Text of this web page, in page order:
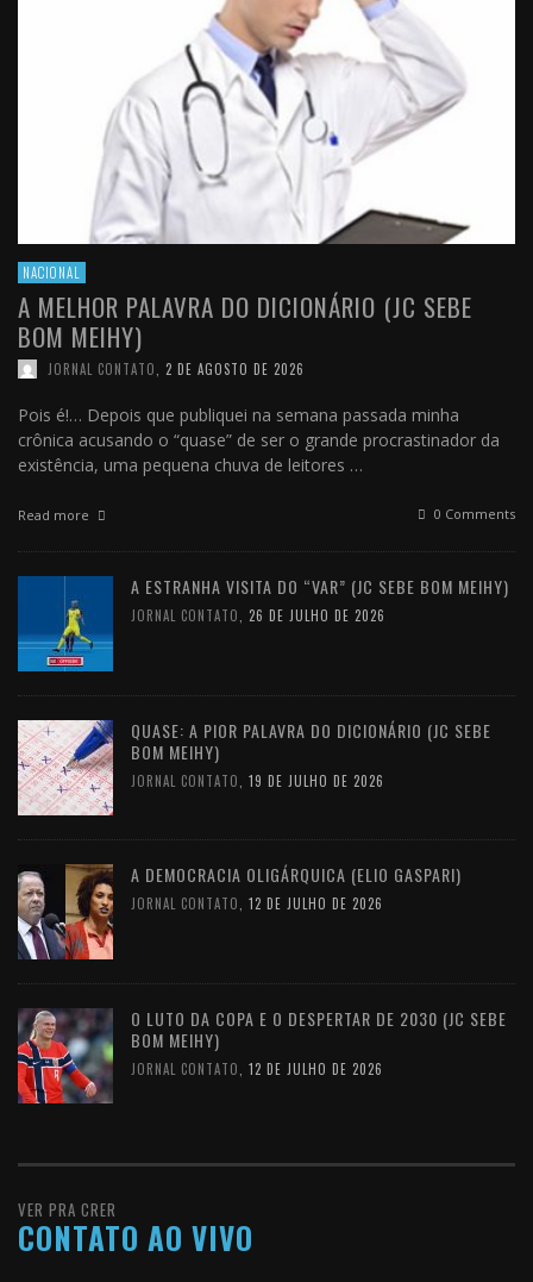
NACIONAL
A MELHOR PALAVRA DO DICIONÁRIO (JC SEBE
BOM MEIHY)
JORNAL CONTATO 2 DE AGOSTO DE 2026
Pois é!… Depois que publiquei na semana passada minha
crônica acusando o “quase” de ser o grande procrastinador da
existência, uma pequena chuva de leitores …
Read more 0 Comments
A ESTRANHA VISITA DO “VAR” (JC SEBE BOM MEIHY)
JORNAL CONTATO 26 DE JULHO DE 2026
QUASE: A PIOR PALAVRA DO DICIONÁRIO (JC SEBE
BOM MEIHY)
JORNAL CONTATO 19 DE JULHO DE 2026
A DEMOCRACIA OLIGÁRQUICA (ELIO GASPARI)
JORNAL CONTATO 12 DE JULHO DE 2026
O LUTO DA COPA E O DESPERTAR DE 2030 (JC SEBE
BOM MEIHY)
JORNAL CONTATO 12 DE JULHO DE 2026
VER PRA CRER
CONTATO AO VIVO